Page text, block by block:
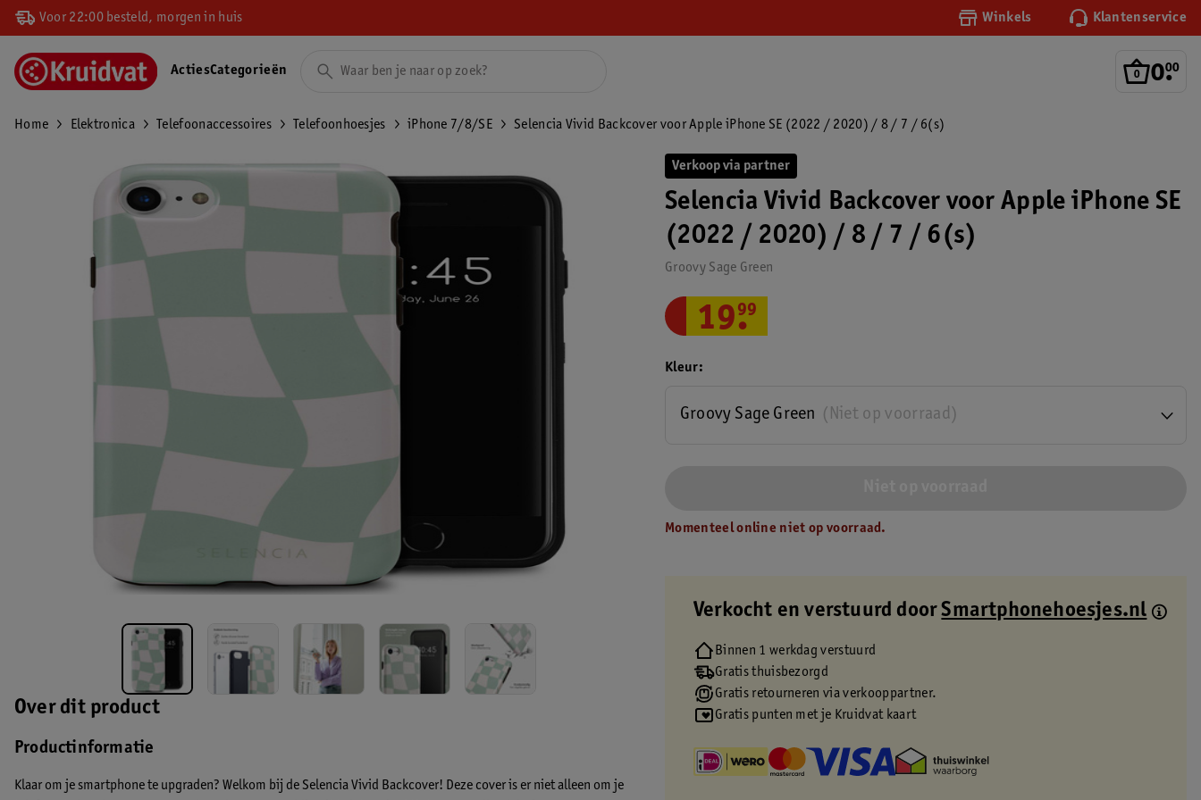
Voor 22:00 besteld, morgen in huis Winkels Klantenservice
0.
00
ActiesCategorieën
Home Elektronica Telefoonaccessoires Telefoonhoesjes iPhone 7/8/SE Selencia Vivid Backcover voor Apple iPhone SE (2022 / 2020) / 8 / 7 / 6(s)
Over dit product
Productinformatie
Klaar om je smartphone te upgraden? Welkom bij de Selencia Vivid Backcover! Deze cover is er niet alleen om je
Verkoop via partner
Selencia Vivid Backcover voor Apple iPhone SE
(2022 / 2020) / 8 / 7 / 6(s)
Groovy Sage Green
19.
99
Kleur
(Niet op voorraad)
Groovy Sage Green
Momenteel online niet op voorraad.
Verkocht en verstuurd doorSmartphonehoesjes.nl
Binnen 1 werkdag verstuurd
Gratis thuisbezorgd
Gratis retourneren via verkooppartner.
Gratis punten met je Kruidvat kaart